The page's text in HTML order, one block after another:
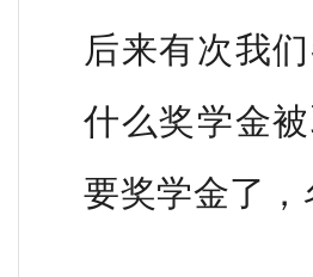
后来有次我
什么奖学金
要奖学金了